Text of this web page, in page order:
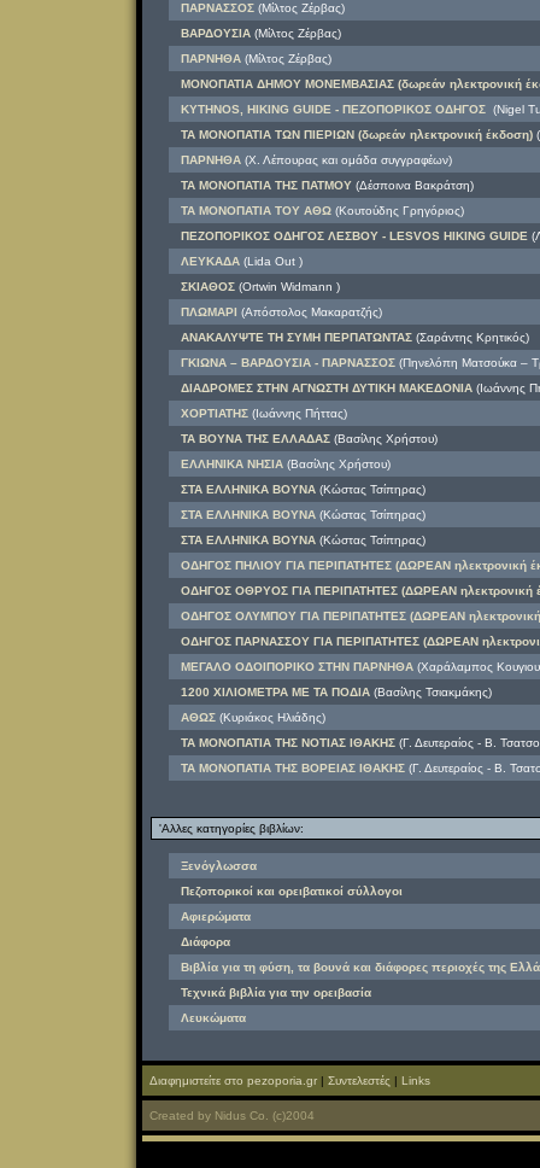
ΠΑΡΝΑΣΣΟΣ(Μίλτος Ζέρβας)
ΒΑΡΔΟΥΣΙΑ(Μίλτος Ζέρβας)
ΠΑΡΝΗΘΑ(Μίλτος Ζέρβας)
ΜΟΝΟΠΑΤΙΑ ΔΗΜΟΥ ΜΟΝΕΜΒΑΣΙΑΣ (δωρεάν ηλεκτρονική
KYTHNOS, HIKING GUIDE - ΠΕΖΟΠΟΡΙΚΟΣ ΟΔΗΓΟΣ (Nigel
ΤΑ ΜΟΝΟΠΑΤΙΑ ΤΩΝ ΠΙΕΡΙΩΝ (δωρεάν ηλεκτρονική έκδοση)
ΠΑΡΝΗΘΑ(Χ. Λέπουρας και ομάδα συγγραφέων)
ΤΑ ΜΟΝΟΠΑΤΙΑ ΤΗΣ ΠΑΤΜΟΥ(Δέσποινα Βακράτση)
ΤΑ ΜΟΝΟΠΑΤΙΑ ΤΟΥ ΑΘΩ (Κουτούδης Γρηγόριος)
ΠΕΖΟΠΟΡΙΚΟΣ ΟΔΗΓΟΣ ΛΕΣΒΟΥ - LESVOS HIKING GUIDE
ΛΕΥΚΑΔΑ(Lida Out )
ΣΚΙΑΘΟΣ(Ortwin Widmann )
ΠΛΩΜΑΡΙ (Απόστολος Μακαρατζής)
ΑΝΑΚΑΛΥΨΤΕ ΤΗ ΣΥΜΗ ΠΕΡΠΑΤΩΝΤΑΣ(Σαράντης Κρητικός)
ΓΚΙΩΝΑ – ΒΑΡΔΟΥΣΙΑ - ΠΑΡΝΑΣΣΟΣ(Πηνελόπη Ματσούκα –
ΔΙΑΔΡΟΜΕΣ ΣΤΗΝ ΑΓΝΩΣΤΗ ΔΥΤΙΚΗ ΜΑΚΕΔΟΝΙΑ(Ιωάννης
ΧΟΡΤΙΑΤΗΣ(Ιωάννης Πήττας)
ΤΑ ΒΟΥΝΑ ΤΗΣ ΕΛΛΑΔΑΣ(Βασίλης Χρήστου)
ΕΛΛΗΝΙΚΑ ΝΗΣΙΑ(Βασίλης Χρήστου)
ΣΤΑ ΕΛΛΗΝΙΚΑ ΒΟΥΝΑ(Κώστας Τσίπηρας)
ΣΤΑ ΕΛΛΗΝΙΚΑ ΒΟΥΝΑ(Κώστας Τσίπηρας)
ΣΤΑ ΕΛΛΗΝΙΚΑ ΒΟΥΝΑ(Κώστας Τσίπηρας)
ΟΔΗΓΟΣ ΠΗΛΙΟΥ ΓΙΑ ΠΕΡΙΠΑΤΗΤΕΣ (ΔΩΡΕΑΝ ηλεκτρονική
ΟΔΗΓΟΣ ΟΘΡΥΟΣ ΓΙΑ ΠΕΡΙΠΑΤΗΤΕΣ (ΔΩΡΕΑΝ ηλεκτρονική
ΟΔΗΓΟΣ ΟΛΥΜΠΟΥ ΓΙΑ ΠΕΡΙΠΑΤΗΤΕΣ (ΔΩΡΕΑΝ
ΟΔΗΓΟΣ ΠΑΡΝΑΣΣΟΥ ΓΙΑ ΠΕΡΙΠΑΤΗΤΕΣ (ΔΩΡΕΑΝ
ΜΕΓΑΛΟ ΟΔΟΙΠΟΡΙΚΟ ΣΤΗΝ ΠΑΡΝΗΘΑ(Χαράλαμπος
1200 ΧΙΛΙΟΜΕΤΡΑ ΜΕ ΤΑ ΠΟΔΙΑ(Βασίλης Τσιακμάκης)
ΑΘΩΣ(Κυριάκος Ηλιάδης)
ΤΑ ΜΟΝΟΠΑΤΙΑ ΤΗΣ ΝΟΤΙΑΣ ΙΘΑΚΗΣ(Γ. Δευτεραίος - Β.
ΤΑ ΜΟΝΟΠΑΤΙΑ ΤΗΣ ΒΟΡΕΙΑΣ ΙΘΑΚΗΣ(Γ. Δευτεραίος - Β.
'Αλλες κατηγορίες βιβλίων:
Ξενόγλωσσα
Πεζοπορικοί και ορειβατικοί σύλλογοι
Αφιερώματα
Διάφορα
Βιβλία για τη φύση, τα βουνά και διάφορες περιοχές της
Τεχνικά βιβλία για την ορειβασία
Λευκώματα
Διαφημιστείτε στο pezoporia.gr | Συντελεστές | Links
Created by Nidus Co. (c)2004